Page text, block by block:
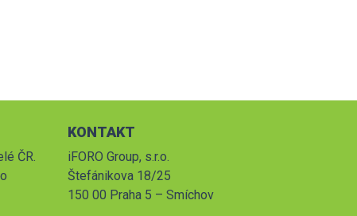
ČR.
KONTAKT
iFORO Group, s.r.o.
Štefánikova 18/25
150 00 Praha 5 – Smíchov